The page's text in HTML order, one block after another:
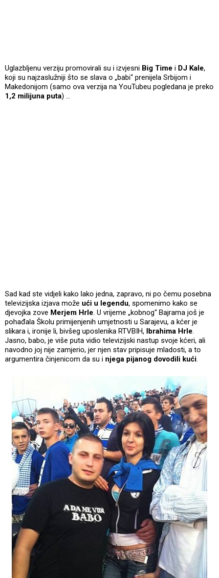
Uglazbljenu verziju promovirali su i izvjesni Big Time i DJ Kale,
koji su najzaslužniji što se slava o „babi“ prenijela Srbijom i
Makedonijom (samo ova verzija na YouTubeu pogledana je preko
1,2 milijuna puta) …
Sad kad ste vidjeli kako lako jedna, zapravo, ni po čemu posebna
televizijska izjava može ući u legendu, spomenimo kako se
djevojka zove Merjem Hrle. U vrijeme „kobnog“ Bajrama još je
pohađala Školu primijenjenih umjetnosti u Sarajevu, a kćer je
slikara i, ironije li, bivšeg uposlenika RTVBIH, Ibrahima Hrle.
Jasno, babo, je više puta vidio televizijski nastup svoje kćeri, ali
navodno joj nije zamjerio, jer njen stav pripisuje mladosti, a to
argumentira činjenicom da su i njega pijanog dovodili kući.